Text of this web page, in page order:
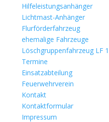
Hilfeleistungsanhänger
Lichtmast-Anhänger
Flurförderfahrzeug
ehemalige Fahrzeuge
Löschgruppenfahrzeug LF
Termine
Einsatzabteilung
Feuerwehrverein
Kontakt
Kontaktformular
Impressum